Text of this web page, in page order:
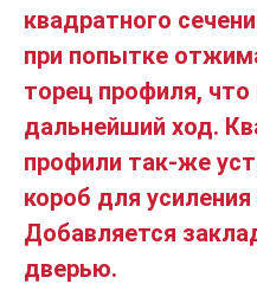
квадратного
при попытке
торец профиля,
дальнейший ход.
профили так-же
короб для
Добавляется
дверью.